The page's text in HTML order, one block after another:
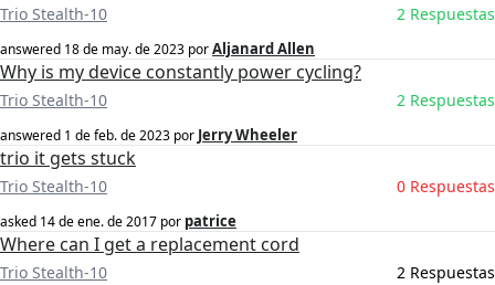
Trio Stealth-10 2 Respuestas
answered 18 de may. de 2023 porAljanard Allen
Why is my device constantly power cycling?
Trio Stealth-10 2 Respuestas
answered 1 de feb. de 2023 por Jerry Wheeler
trio it gets stuck
Trio Stealth-10 0 Respuestas
asked 14 de ene. de 2017 por patrice
Where can I get a replacement cord
Trio Stealth-10 2 Respuestas